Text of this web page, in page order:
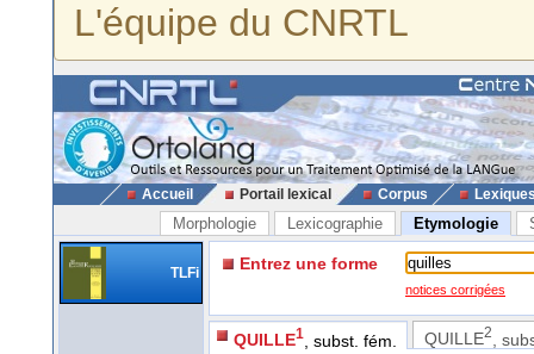
L'équipe du CNRTL
Accueil Portail lexical Corpus
Morphologie Lexicographie Etymologie
TLFi Entrez une forme
notices corrigées
QUILLE1 , subst. fém. QUILLE2 ,